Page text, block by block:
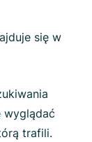
się w
wyglądać
trafili.